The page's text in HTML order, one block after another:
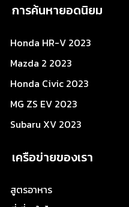
การค้นหายอดนิยม
Honda HR-V 2023
Mazda 2 2023
Honda Civic 2023
MG ZS EV 2023
Subaru XV 2023
เครือข่ายของเรา
สูตรอาหาร